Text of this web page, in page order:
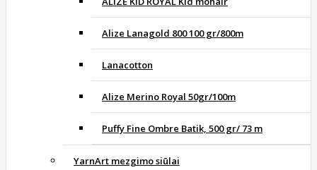
Alize Lanagold 800 100 gr/800m
Lanacotton
Alize Merino Royal 50gr/100m
Puffy Fine Ombre Batik, 500 gr/ 73 m
YarnArt mezgimo siūlai